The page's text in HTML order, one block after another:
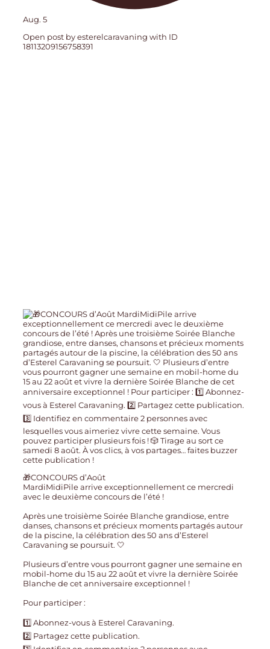
Aug. 5
Open post by esterelcaravaning with ID
18113209156758391
🎁CONCOURS d’Août
MardiMidiPile arrive exceptionnellement ce mercredi
avec le deuxième concours de l’été !
Après une troisième Soirée Blanche grandiose, entre
danses, chansons et précieux moments partagés autour
de la piscine, la célébration des 50 ans d’Esterel
Caravaning se poursuit. 🤍
Plusieurs d’entre vous pourront gagner une semaine en
mobil-home du 15 au 22 août et vivre la dernière Soirée
Blanche de cet anniversaire exceptionnel !
Pour participer :
1️⃣ Abonnez-vous à Esterel Caravaning.
2️⃣ Partagez cette publication.